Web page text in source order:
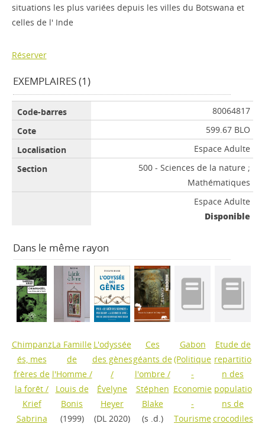
situations les plus variées depuis les villes du Botswana et
celles de l' Inde
Réserver
EXEMPLAIRES (1)
80064817
599.67 BLO
Espace Adulte
500 - Sciences de la nature ;
Mathématiques
Espace Adulte
Disponible
Dans le même rayon
Chimpanz
és, mes
frères de
la forêt /
Krief
Sabrina
La Famille
de
l'Homme/
Louis de
Bonis
(1999)
L'odyssée
des gènes
/
Évelyne
Heyer
(DL 2020)
Ces
géants de
l'ombre/
Stéphen
Blake
(s .d.)
Gabon
(Politique
-
Economie
-
Tourisme
Etude de
repartitio
n des
populatio
ns de
crocodiles